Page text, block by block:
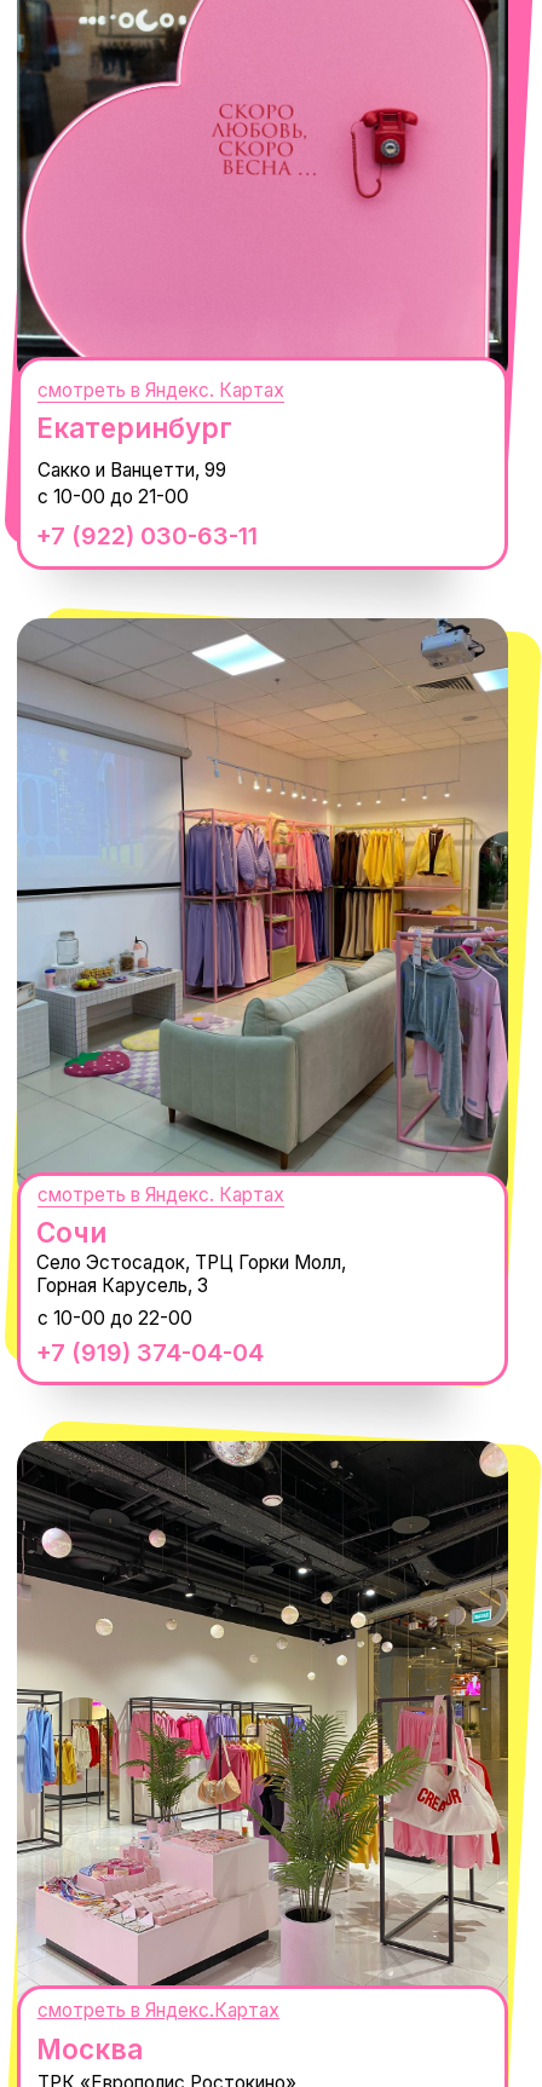
+7 (919) 374-04-04
с 10-00 до 22-00
+7 (932) 602-41-15
ТРК «Европолис Ростокино»
ул. Проспект Мира, 211 к2
Москва
смотреть в Яндекс.Картах
ИП Проворный Алексей Алексеевич
ИНН 667114098580
ОГРНИП 320665800076581
Telegram
WhatsApp
macrocosm_store@mail.ru
КОНТАКТЫ
Size guide
Обмен и возврат
Доставка и оплата
ПОКУПАТЕЛЯМ
Вакансии
Магазины
Наши путешествия
Наши проекты
Новости
Каталог
О КОМПАНИИ
© 2021-2025 Macrocosm ®
Нажимая "Подписаться", вы соглашаетесь с Политикой обработки
персональных данныхиСогласием на рассылку электронных
сообщений
ПОДПИСАТЬСЯ
СЕКРЕТНЫЕ ПРОМОКОДЫ, ПРИГЛАШЕНИЯ
НА МЕРОПРИЯТИЯ И АНОНСЫ НОВИНОК
РАНЬШЕ ВСЕХ
@MACROCOSM_STORE
MACROCOSM
300 000+ подписчиков
14'000+ подписчиков в нашем Telegram-
Оферта
Пользовательское соглашение
Политика обработки персональных
данных